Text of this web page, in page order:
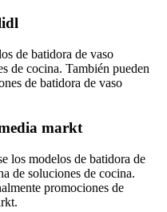
de batidora de vaso
de cocina. También pueden
de batidora de vaso
markt
los modelos de batidora de
de soluciones de cocina.
promociones de